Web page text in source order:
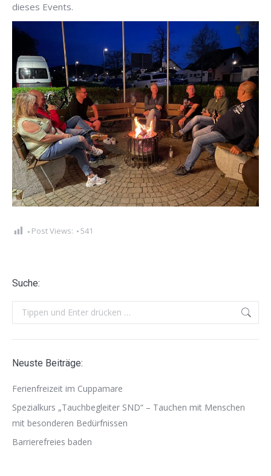
dieses Events.
Post Views: 541
Suche:
Search:
Neuste Beiträge:
Ferienfreizeit im Cuppamare
Spezialkurs „Tauchbegleiter SND“ – Tauchen mit Menschen
mit besonderen Bedürfnissen
Barrierefreies baden